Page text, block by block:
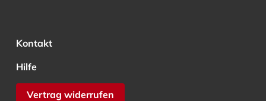
Kontakt
Hilfe
Vertrag widerrufen